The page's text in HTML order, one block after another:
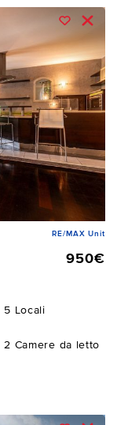
RE/MAX Unit
950€
5 Locali
2 Camere da letto